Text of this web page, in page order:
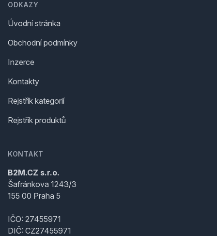
ODKAZY
Úvodní stránka
Obchodní podmínky
Inzerce
Kontakty
Rejstřík kategorií
Rejstřík produktů
KONTAKT
B2M.CZ s.r.o.
Šafránkova 1243/3
155 00 Praha 5
IČO: 27455971
DIČ: CZ27455971